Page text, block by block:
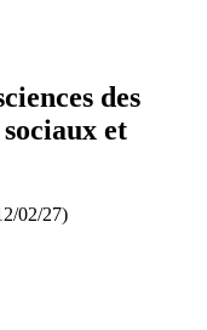
des
et
02/27)